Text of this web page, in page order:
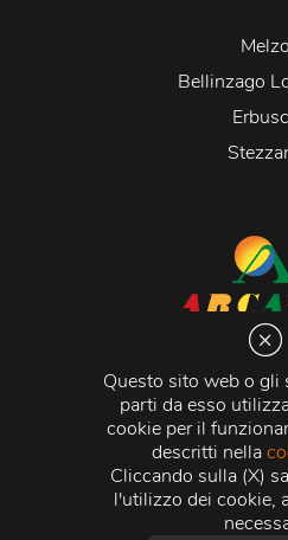
Questo sito web o gli
parti da esso
cookie per il
descritti nella
Cliccando sulla (X)
l'utilizzo dei cookie,
Melzo
Bellinzago
Via Martiri della
C.C.I.A.A. - R.E.A di
Registro delle Imprese di
Fiscale e Partita Iva
Credits:Crea Informatica